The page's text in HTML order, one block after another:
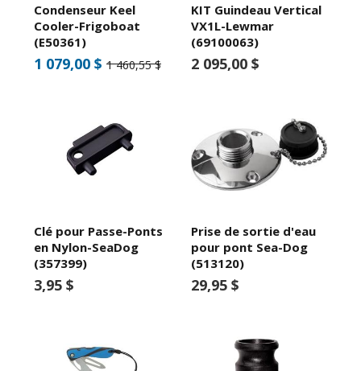
Condenseur Keel
Cooler-Frigoboat
(E50361)
1 079,00 $ 1 460,55 $
KIT Guindeau Vertical
VX1L-Lewmar
(69100063)
2 095,00 $
Clé pour Passe-Ponts
en Nylon-SeaDog
(357399)
3,95 $
Prise de sortie d'eau
pour pont Sea-Dog
(513120)
29,95 $